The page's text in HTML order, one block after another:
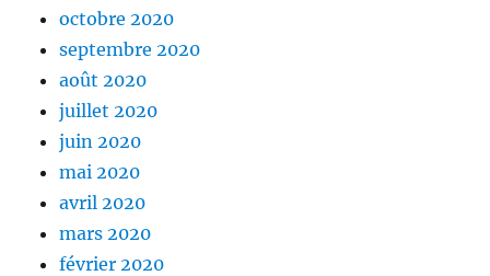
octobre 2020
septembre 2020
août 2020
juillet 2020
juin 2020
mai 2020
avril 2020
mars 2020
février 2020